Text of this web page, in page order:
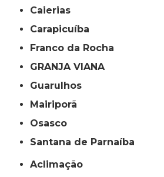
Caierias
Carapicuíba
Franco da Rocha
GRANJA VIANA
Guarulhos
Mairiporã
Osasco
Santana de Parnaíba
Aclimação